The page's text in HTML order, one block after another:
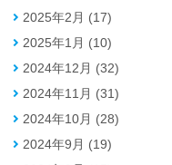
2025年2月 (17)
2025年1月 (10)
2024年12月 (32)
2024年11月 (31)
2024年10月 (28)
2024年9月 (19)